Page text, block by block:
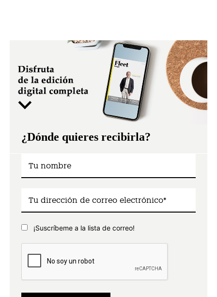
¿Dónde quieres recibirla?
¡Suscríbeme a la lista de correo!